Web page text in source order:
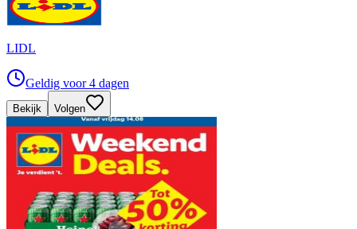
LIDL
Geldig voor 4 dagen
Bekijk Volgen